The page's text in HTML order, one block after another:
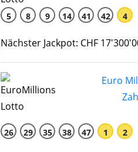
5 8 9 14 41 42 4
Nächster Jackpot: CHF
Euro
26 29 35 38 47 1 2